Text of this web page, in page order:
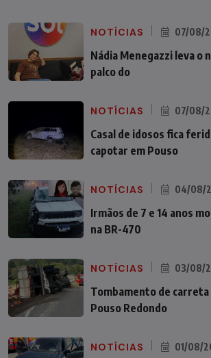
NOTÍCIAS 07/08/
Nádia Menegazzi leva o
palco do
NOTÍCIAS 07/08/
Casal de idosos fica
capotar em Pouso
NOTÍCIAS 04/08/
Irmãos de 7 e 14 anos
na BR-470
NOTÍCIAS 03/08/
Tombamento de
Pouso Redondo
NOTÍCIAS 01/08/